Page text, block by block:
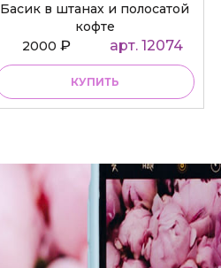
Басик в штанах и полосатой
кофте
2000 ₽ арт. 12074
КУПИТЬ